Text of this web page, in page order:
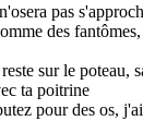
pas
des
sur le poteau,
ta poitrine
pour des os,